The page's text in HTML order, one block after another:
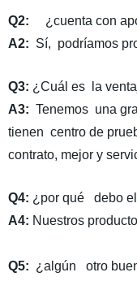
Q2:
¿cuenta con
A2: Sí, podríamos
Q3: ¿Cuál es la
A3: Tenemos una
tienen centro de
contrato, mejor y
Q4: ¿por qué debo
A4: Nuestros
Q5: ¿algún otro